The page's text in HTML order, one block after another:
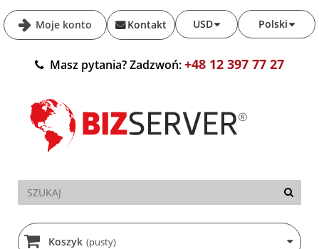
Moje konto Polski
USD
Kontakt
Masz pytania? Zadzwoń:+48 12 397 77 27
Koszyk (pusty)